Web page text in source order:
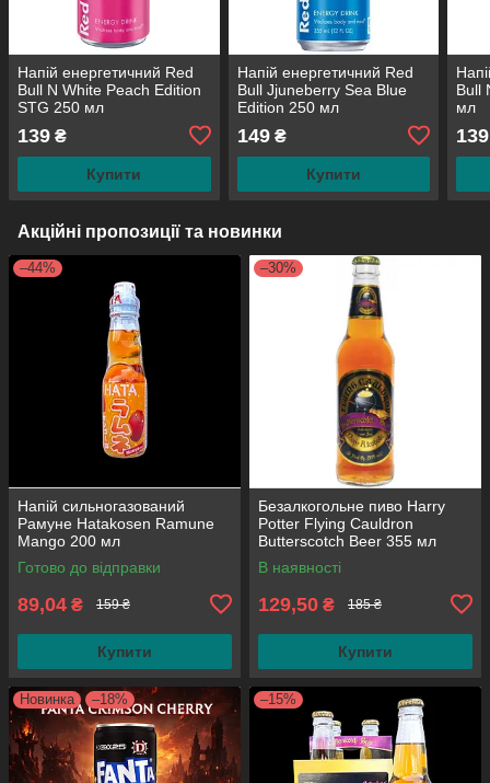
Напій енергетичний Red
Bull N White Peach Edition
STG 250 мл
139 ₴
Купити
Напій енергетичний Red
Bull Jjuneberry Sea Blue
Edition 250 мл
149₴
Купити
Bull
мл
139
Акційні пропозиції та новинки
–44%
Напій сильногазований
Рамуне Hatakosen Ramune
Mango 200 мл
Готово до відправки
89,04 ₴ 159 ₴
Купити
–30%
Безалкогольне пиво Harry
Potter Flying Cauldron
Butterscotch Beer 355 мл
В наявності
129,50 ₴ 185 ₴
Купити
Новинка –18% –15%